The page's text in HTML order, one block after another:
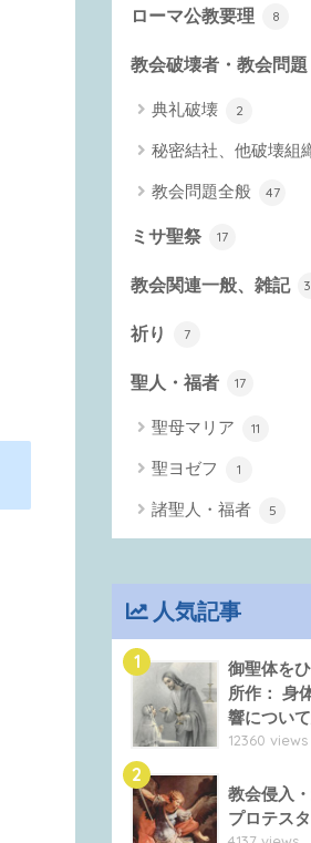
ローマ公教要理 8
教会破壊者・教会問題
典礼破壊 2
秘密結社、他破壊組
教会問題全般 47
ミサ聖祭 17
教会関連一般、雑記
祈り 7
聖人・福者 17
聖母マリア 11
聖ヨゼフ 1
諸聖人・福者 5
人気記事
1
御聖体を
所作： 身
響につい
12360 views
2
教会侵入
プロテス